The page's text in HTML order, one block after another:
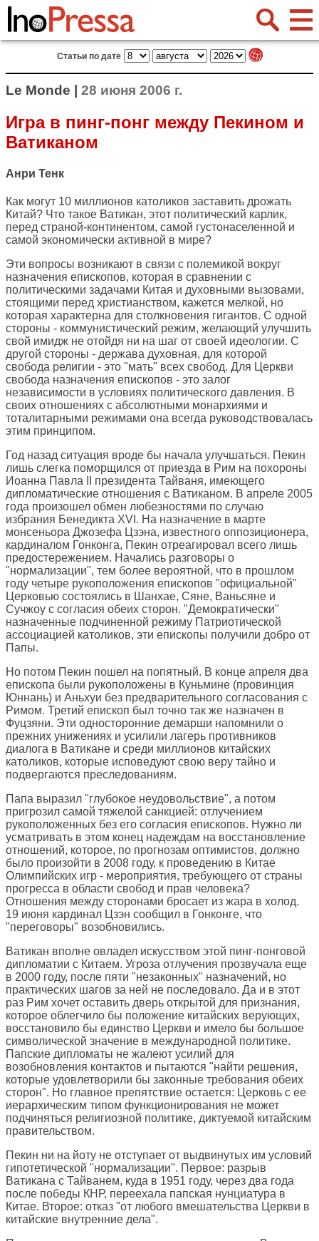
Статьи по дате
Le Monde | 28 июня 2006 г.
Игра в пинг-понг между Пекином и
Ватиканом
Анри Тенк
Как могут 10 миллионов католиков заставить дрожать
Китай? Что такое Ватикан, этот политический карлик,
перед страной-континентом, самой густонаселенной и
самой экономически активной в мире?
Эти вопросы возникают в связи с полемикой вокруг
назначения епископов, которая в сравнении с
политическими задачами Китая и духовными вызовами,
стоящими перед христианством, кажется мелкой, но
которая характерна для столкновения гигантов. С одной
стороны - коммунистический режим, желающий улучшить
свой имидж не отойдя ни на шаг от своей идеологии. С
другой стороны - держава духовная, для которой
свобода религии - это "мать" всех свобод. Для Церкви
свобода назначения епископов - это залог
независимости в условиях политического давления. В
своих отношениях с абсолютными монархиями и
тоталитарными режимами она всегда руководствовалась
этим принципом.
Год назад ситуация вроде бы начала улучшаться. Пекин
лишь слегка поморщился от приезда в Рим на похороны
Иоанна Павла II президента Тайваня, имеющего
дипломатические отношения с Ватиканом. В апреле 2005
года произошел обмен любезностями по случаю
избрания Бенедикта XVI. На назначение в марте
монсеньора Джозефа Цзэна, известного оппозиционера,
кардиналом Гонконга, Пекин отреагировал всего лишь
предостережением. Начались разговоры о
"нормализации", тем более вероятной, что в прошлом
году четыре рукоположения епископов "официальной"
Церковью состоялись в Шанхае, Сяне, Ваньсяне и
Сучжоу с согласия обеих сторон. "Демократически"
назначенные подчиненной режиму Патриотической
ассоциацией католиков, эти епископы получили добро от
Папы.
Но потом Пекин пошел на попятный. В конце апреля два
епископа были рукоположены в Куньмине (провинция
Юннань) и Аньхуи без предварительного согласования с
Римом. Третий епископ был точно так же назначен в
Фуцзяни. Эти односторонние демарши напомнили о
прежних унижениях и усилили лагерь противников
диалога в Ватикане и среди миллионов китайских
католиков, которые исповедуют свою веру тайно и
подвергаются преследованиям.
Папа выразил "глубокое неудовольствие", а потом
пригрозил самой тяжелой санкцией: отлучением
рукоположенных без его согласия епископов. Нужно ли
усматривать в этом конец надеждам на восстановление
отношений, которое, по прогнозам оптимистов, должно
было произойти в 2008 году, к проведению в Китае
Олимпийских игр - мероприятия, требующего от страны
прогресса в области свобод и прав человека?
Отношения между сторонами бросает из жара в холод.
19 июня кардинал Цзэн сообщил в Гонконге, что
"переговоры" возобновились.
Ватикан вполне овладел искусством этой пинг-понговой
дипломатии с Китаем. Угроза отлучения прозвучала еще
в 2000 году, после пяти "незаконных" назначений, но
практических шагов за ней не последовало. Да и в этот
раз Рим хочет оставить дверь открытой для признания,
которое облегчило бы положение китайских верующих,
восстановило бы единство Церкви и имело бы большое
символической значение в международной политике.
Папские дипломаты не жалеют усилий для
возобновления контактов и пытаются "найти решения,
которые удовлетворили бы законные требования обеих
сторон". Но главное препятствие остается: Церковь с ее
иерархическим типом функционирования не может
подчиняться религиозной политике, диктуемой китайским
правительством.
Пекин ни на йоту не отступает от выдвинутых им условий
гипотетической "нормализации". Первое: разрыв
Ватикана с Тайванем, куда в 1951 году, через два года
после победы КНР, переехала папская нунциатура в
Китае. Второе: отказ "от любого вмешательства Церкви в
китайские внутренние дела".